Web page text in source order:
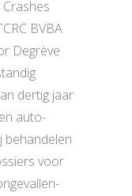
Crashes
BVBA
Degrève
dertig jaar
auto-
behandelen
voor